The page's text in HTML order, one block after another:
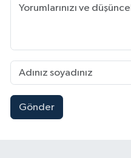
Gönder